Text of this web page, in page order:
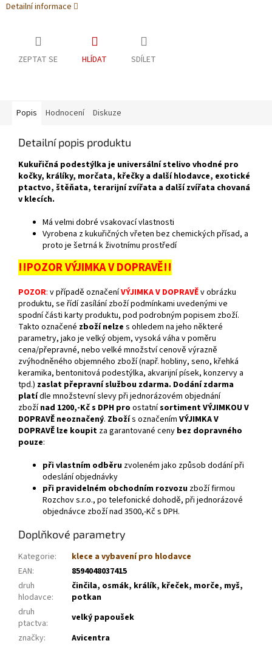
Detailní informace
ZEPTAT SE HLÍDAT SDÍLET
Popis Hodnocení Diskuze
Detailní popis produktu
Kukuřičná podestýlka je universální stelivo vhodné pro
kočky, králíky, morčata, křečky a další hlodavce, exotické
ptactvo, štěňata, terarijní zvířata a další zvířata chovaná
v klecích.
Má velmi dobré vsakovací vlastnosti
Vyrobena z kukuřičných vřeten bez chemických přísad, a
proto je šetrná k životnímu prostředí
!!POZOR VÝJIMKA V DOPRAVĚ!!
POZOR: vpřípadě označeníVÝJIMKA V DOPRAVĚv obrázku
produktu, se řídí zasílání zboží podmínkami uvedenými ve
spodní části karty produktu, pod podrobným popisem zboží.
Takto označené zboží nelze s ohledem na jeho některé
parametry, jako je velký objem, vysoká váha v poměru
cena/přepravné, nebo velké množství cenově výrazně
zvýhodněného objemného zboží (např. hobliny, seno, křehká
keramika, bentonitová podestýlka, akvarijní písek, konzervy a
tpd.) zaslat přepravní službou zdarma. Dodání zdarma
platídle množstevní slevy při jednorázovém objednání
zboží nad 1200,-Kč s DPH pro ostatnísortiment VÝJIMKOU V
DOPRAVĚ neoznačený. Zbožís označením VÝJIMKA V
DOPRAVĚ lze koupit za garantované ceny bez dopravného
pouze:
při vlastním odběru zvoleném jako způsob dodání při
odeslání objednávky
při pravidelném obchodním rozvozu zboží firmou
Rozchov s.r.o., po telefonické dohodě, při jednorázové
objednávce zboží nad 3500,-Kč s DPH.
Doplňkové parametry
Kategorie:
klece a vybavení pro hlodavce
EAN:
8594048037415
druh
hlodavce:
činčila, osmák, králík, křeček, morče, myš,
potkan
druh
ptactva:
velký papoušek
značky: Avicentra